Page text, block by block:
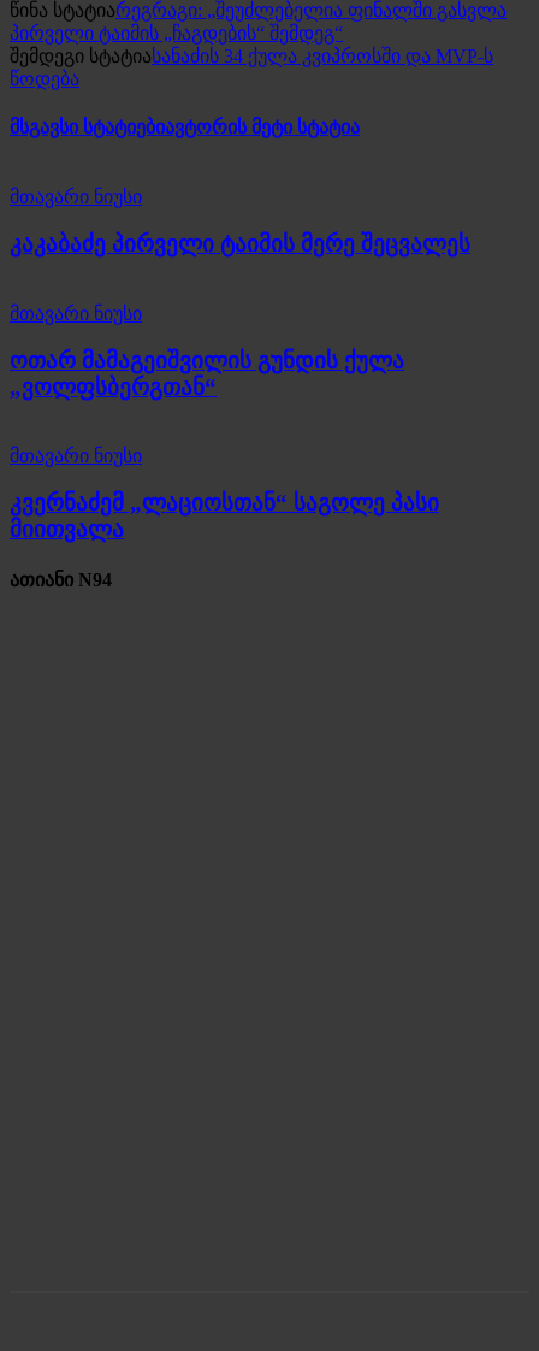
წინა სტატიარეგრაგი: „შეუძლებელია ფინალში გასვლა
პირველი ტაიმის „ჩაგდების“ შემდეგ“
შემდეგი სტატიასანაძის 34 ქულა კვიპროსში და MVP-ს
წოდება
მსგავსი სტატიებიავტორის მეტი სტატია
მთავარი ნიუსი
კაკაბაძე პირველი ტაიმის მერე შეცვალეს
მთავარი ნიუსი
ოთარ მამაგეიშვილის გუნდის ქულა
„ვოლფსბერგთან“
მთავარი ნიუსი
კვერნაძემ „ლაციოსთან“ საგოლე პასი
მიითვალა
ათიანი N94